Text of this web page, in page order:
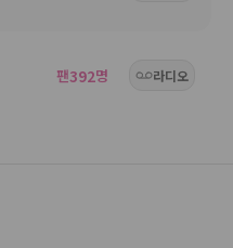
팬392명 라디오